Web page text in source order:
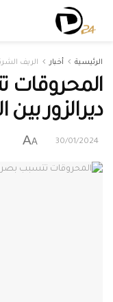
الرئيسية أخبار الريف
المحروقات
ديرالزور
30/01/2024
A
A